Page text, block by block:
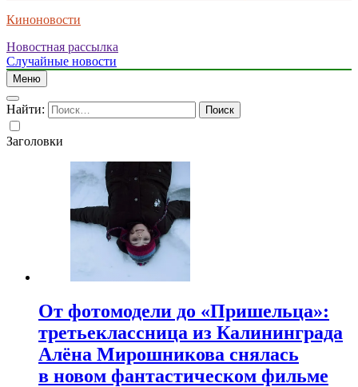
Киноновости
Новостная рассылка
Случайные новости
Меню
Найти:
Заголовки
От фотомодели до «Пришельца»:
третьеклассница из Калининграда
Алёна Мирошникова снялась
в новом фантастическом фильме